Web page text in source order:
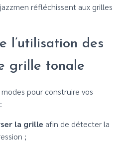
réfléchissent aux grilles
l’utilisation des
grille tonale
pour construire vos
la grille afin de détecter la
;